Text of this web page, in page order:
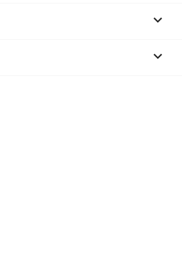

keyboard_arrow_down